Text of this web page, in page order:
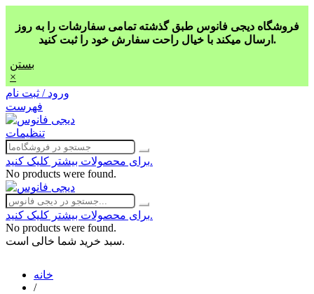
فروشگاه دیجی فانوس طبق گذشته تمامی سفارشات را به روز
ارسال میکند با خیال راحت سفارش خود را ثبت کنید.
بستن
×
ورود / ثبت نام
فهرست
تنظیمات
برای محصولات بیشتر کلیک کنید.
No products were found.
برای محصولات بیشتر کلیک کنید.
No products were found.
سبد خرید شما خالی است.
خانه
/